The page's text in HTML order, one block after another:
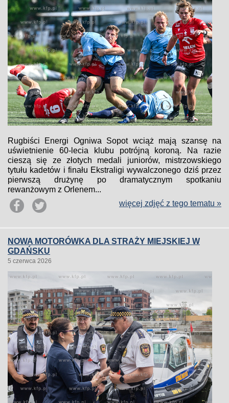
Rugbiści Energi Ogniwa Sopot wciąż mają szansę na
uświetnienie 60-lecia klubu potrójną koroną. Na razie
cieszą się ze złotych medali juniorów, mistrzowskiego
tytułu kadetów i finału Ekstraligi wywalczonego dziś przez
pierwszą drużynę po dramatycznym spotkaniu
rewanżowym z Orlenem...
więcej zdjęć z tego tematu »
NOWA MOTORÓWKA DLA STRAŻY MIEJSKIEJ W
GDAŃSKU
5 czerwca 2026